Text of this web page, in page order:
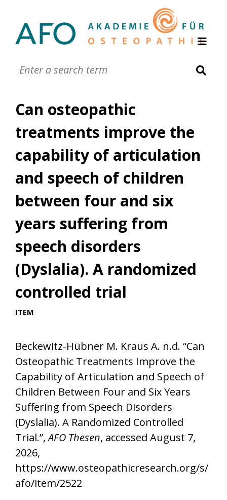
Advanced Search
Can osteopathic
treatments improve the
capability of articulation
and speech of children
between four and six
years suffering from
speech disorders
(Dyslalia). A randomized
controlled trial
ITEM
Beckewitz-Hübner M. Kraus A. n.d. “Can
Osteopathic Treatments Improve the
Capability of Articulation and Speech of
Children Between Four and Six Years
Suffering from Speech Disorders
(Dyslalia). A Randomized Controlled
Trial.”,AFO Thesen, accessed August 7,
2026,
https://www.osteopathicresearch.org/s/
afo/item/2522